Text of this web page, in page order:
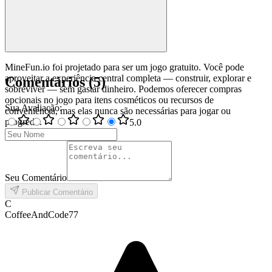
MineFun.io foi projetado para ser um jogo gratuito. Você pode
aproveitar a experiência central completa — construir, explorar e
sobreviver — sem gastar dinheiro. Podemos oferecer compras
opcionais no jogo para itens cosméticos ou recursos de
conveniência, mas elas nunca são necessárias para jogar ou
progredir.
Comentários(5)
Sua Avaliação:
5.0
Seu Comentário
Publicar Comentário
C
CoffeeAndCode77